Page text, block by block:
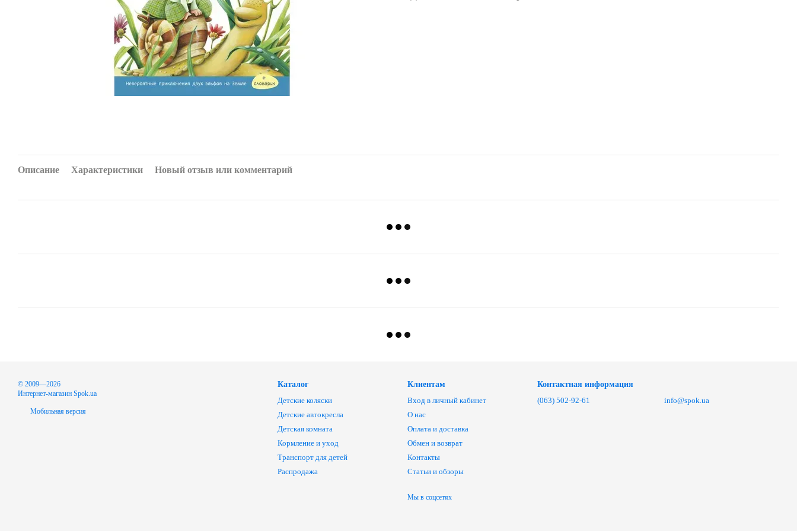
Описание Характеристики Новый отзыв или комментарий
© 2009—2026
Интернет-магазин Spok.ua
Мобильная версия
Каталог
Детские коляски
Детские автокресла
Детская комната
Кормление и уход
Транспорт для детей
Распродажа
Клиентам
Вход в личный кабинет
О нас
Оплата и доставка
Обмен и возврат
Контакты
Статьи и обзоры
Мы в соцсетях
Контактная информация
(063) 502-92-61
info@spok.ua